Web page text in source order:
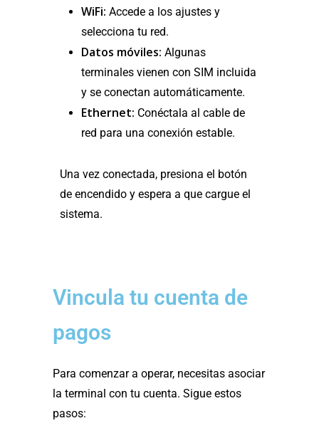
WiFi: Accede a los ajustes y
selecciona tu red.
Datos móviles: Algunas
terminales vienen con SIM incluida
y se conectan automáticamente.
Ethernet: Conéctala al cable de
red para una conexión estable.
Una vez conectada, presiona el botón
de encendido y espera a que cargue el
sistema.
Vincula tu cuenta de
pagos
Para comenzar a operar, necesitas asociar
la terminal con tu cuenta. Sigue estos
pasos: